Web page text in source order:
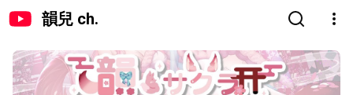
韻兒 ch.